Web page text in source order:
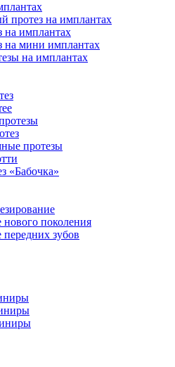
протез на имплантах
на имплантах
на мини имплантах
на имплантах
протезы
«Бабочка»
нового поколения
зубов